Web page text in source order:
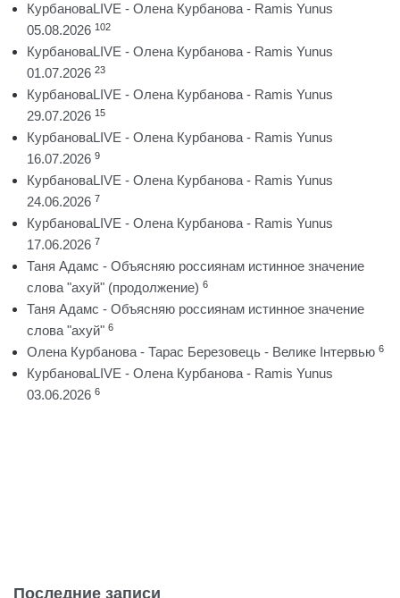
КурбановаLIVE - Олена Курбанова - Ramis Yunus
05.08.2026 102
КурбановаLIVE - Олена Курбанова - Ramis Yunus
01.07.2026 23
КурбановаLIVE - Олена Курбанова - Ramis Yunus
29.07.2026 15
КурбановаLIVE - Олена Курбанова - Ramis Yunus
16.07.2026 9
КурбановаLIVE - Олена Курбанова - Ramis Yunus
24.06.2026 7
КурбановаLIVE - Олена Курбанова - Ramis Yunus
17.06.2026 7
Таня Адамс - Объясняю россиянам истинное значение
слова "ахуй" (продолжение) 6
Таня Адамс - Объясняю россиянам истинное значение
слова "ахуй" 6
Олена Курбанова - Тарас Березовець - Велике Інтервью 6
КурбановаLIVE - Олена Курбанова - Ramis Yunus
03.06.2026 6
Последние записи